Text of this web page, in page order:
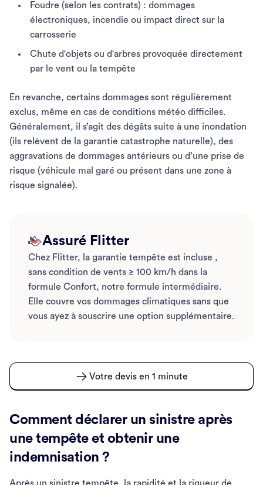
Foudre (selon les contrats) : dommages
électroniques, incendie ou impact direct sur la
carrosserie
Chute d'objets ou d'arbres provoquée directement
par le vent ou la tempête
En revanche, certains dommages sont régulièrement
exclus, même en cas de conditions météo difficiles.
Généralement, il s’agit des dégâts suite à une inondation
(ils relèvent de la garantie catastrophe naturelle), des
aggravations de dommages antérieurs ou d’une prise de
risque (véhicule mal garé ou présent dans une zone à
risque signalée).
Assuré Flitter
Chez Flitter, la garantie tempête est incluse ,
sans condition de vents ≥ 100 km/h dans la
formule Confort, notre formule intermédiaire.
Elle couvre vos dommages climatiques sans que
vous ayez à souscrire une option supplémentaire.
Votre devis en 1 minute
Comment déclarer un sinistre après
une tempête et obtenir une
indemnisation ?